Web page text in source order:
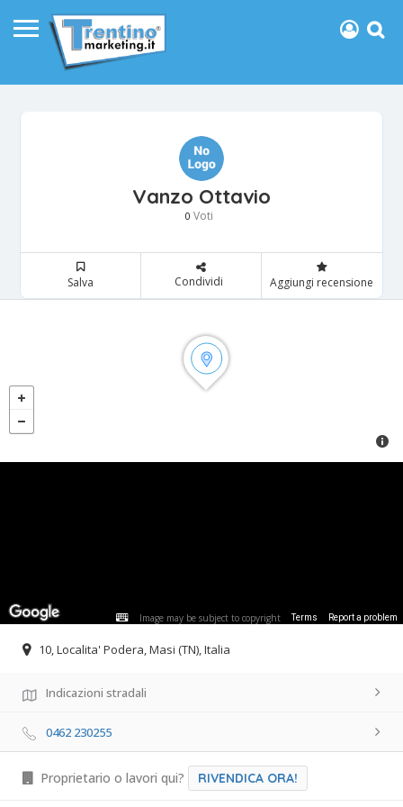
Vanzo Ottavio
0 Voti
Salva Condividi Aggiungi recensione
Image may be subject to copyright Terms Report a problem
10, Localita' Podera, Masi (TN), Italia
Indicazioni stradali
0462 230255
Proprietario o lavori qui? RIVENDICA ORA!